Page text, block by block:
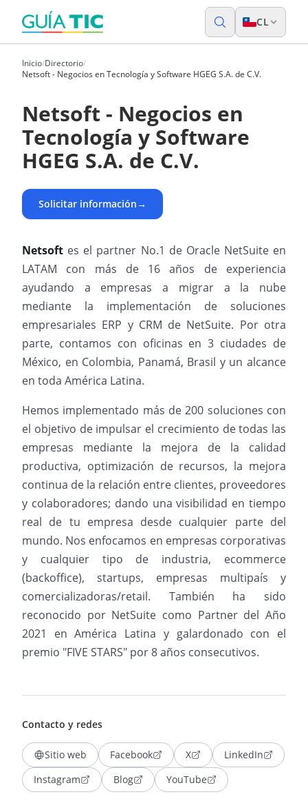
CL
Inicio/Directorio/
Netsoft - Negocios en Tecnología y Software HGEG S.A. de C.V.
Netsoft - Negocios en
Tecnología y Software
HGEG S.A. de C.V.
Solicitar información→
Netsoft es el partner No.1 de Oracle NetSuite en
LATAM con más de 16 años de experiencia
ayudando a empresas a migrar a la nube
mediante la implementación de soluciones
empresariales ERP y CRM de NetSuite. Por otra
parte, contamos con oficinas en 3 ciudades de
México, en Colombia, Panamá, Brasil y un alcance
en toda América Latina.
Hemos implementado más de 200 soluciones con
el objetivo de impulsar el crecimiento de todas las
empresas mediante la mejora de la calidad
productiva, optimización de recursos, la mejora
continua de la relación entre clientes, proveedores
y colaboradores; dando una visibilidad en tiempo
real de tu empresa desde cualquier parte del
mundo. Nos enfocamos en empresas corporativas
y cualquier tipo de industria, ecommerce
(backoffice), startups, empresas multipaís y
comercializadoras/retail. También ha sido
reconocido por NetSuite como Partner del Año
2021 en América Latina y galardonado con el
premio "FIVE STARS" por 8 años consecutivos.
Contacto y redes
Sitio web Facebook X
LinkedIn
Instagram
Blog YouTube